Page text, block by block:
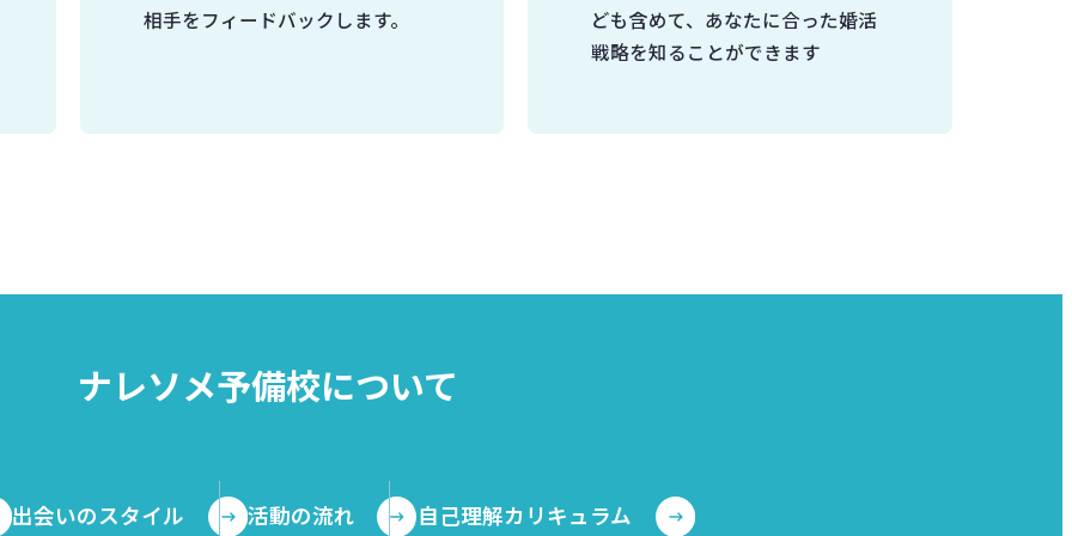
相手をフィードバックします。
ども含めて、あなたに合った婚活
戦略を知ることができます
ナレソメ予備校について
出会いのスタイル 活動の流れ 自己理解カリキュラム